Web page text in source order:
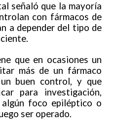
señaló que la mayoría
con fármacos de
a depender del tipo de
que en ocasiones un
más de un fármaco
buen control, y que
para investigación,
foco epiléptico o
ser operado.